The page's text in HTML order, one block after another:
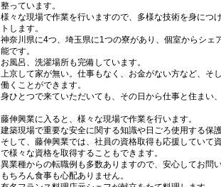
整っています。
様々な現場で作業を行いますので、多様な技術を身につ
トします。
神奈川県に4つ、埼玉県に1つの寮があり、個室からシ
能です。
お風呂、洗濯場所も完備しています。
上京して家が無い。仕事もなく、お金がない方など、そ
働くことができます。
身ひとつで来ていただいても、その日から仕事と住まい
藤伸興業に入ると、様々な現場で作業を行います。
建築現場で重要な安全に関する知識や日ごろ使用する保
そして、藤伸興業では、社員の資格取得も応援してい
で様々な資格を取得することもできます。
異業種からの転職例も多数ありますので、安心してお問
もちろん食事も心配ありません。